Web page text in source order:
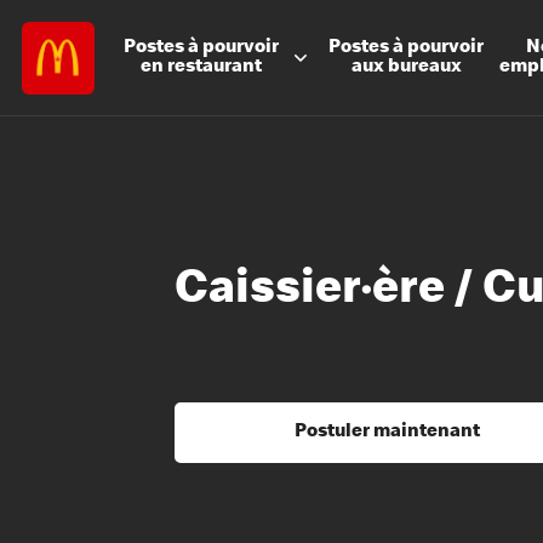
Postes à pourvoir
en restaurant
Postes à pourvoir
aux bureaux
Caissier·ère /
Postuler maintenant